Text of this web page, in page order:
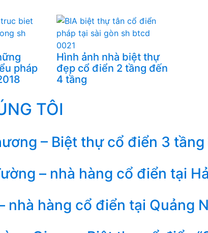
pháp
Hình ảnh nhà biệt thự
đẹp cổ điển 2 tầng đến
4 tầng
TÔI
– Biệt thự cổ điển 3
– nhà hàng cổ điển tại
nhà hàng cổ điển tại Quảng